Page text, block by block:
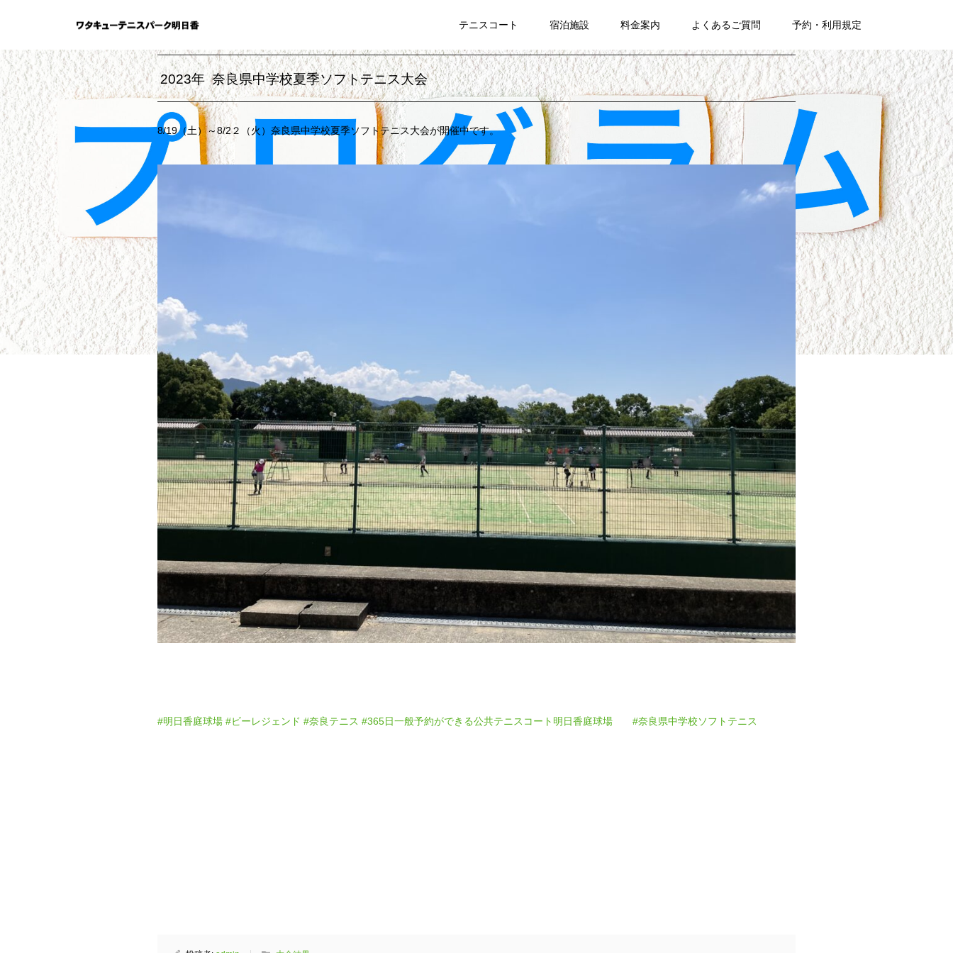
テニスコート 宿泊施設 料金案内 よくあるご質問 予約・利用規定
2023年 奈良県中学校夏季ソフトテニス大会
8/19（土）～8/2２（火）奈良県中学校夏季ソフトテニス大会が開催中です。
#明日香庭球場 #ビーレジェンド #奈良テニス #365日一般予約ができる公共テニスコート明日香庭球場 #奈良県中学校ソフトテニス